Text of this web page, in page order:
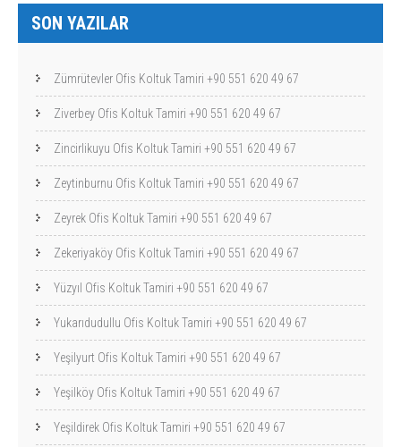
SON YAZILAR
Zümrütevler Ofis Koltuk Tamiri +90 551 620 49 67
Ziverbey Ofis Koltuk Tamiri +90 551 620 49 67
Zincirlikuyu Ofis Koltuk Tamiri +90 551 620 49 67
Zeytinburnu Ofis Koltuk Tamiri +90 551 620 49 67
Zeyrek Ofis Koltuk Tamiri +90 551 620 49 67
Zekeriyaköy Ofis Koltuk Tamiri +90 551 620 49 67
Yüzyıl Ofis Koltuk Tamiri +90 551 620 49 67
Yukarıdudullu Ofis Koltuk Tamiri +90 551 620 49 67
Yeşilyurt Ofis Koltuk Tamiri +90 551 620 49 67
Yeşilköy Ofis Koltuk Tamiri +90 551 620 49 67
Yeşildirek Ofis Koltuk Tamiri +90 551 620 49 67